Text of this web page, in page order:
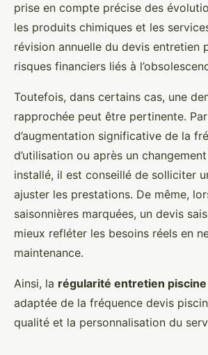
prise en compte précise des
les produits chimiques et les
révision annuelle du devis entretien
risques financiers liés à
Toutefois, dans certains cas, une
rapprochée peut être pertinente.
d’augmentation significative de la
d’utilisation ou après un changement
installé, il est conseillé de solliciter
ajuster les prestations. De même,
saisonnières marquées, un devis
mieux refléter les besoins réels en
maintenance.
Ainsi, la régularité entretien piscine
adaptée de la fréquence devis
qualité et la personnalisation du